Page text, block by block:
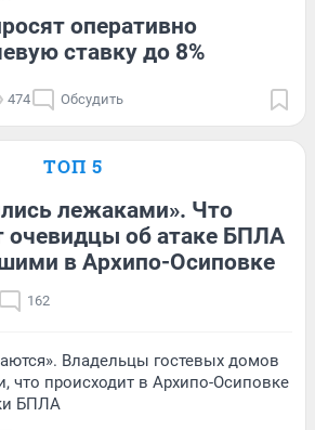
оперативно
ставку до 8%
474 Обсудить
ТОП 5
лежаками». Что
очевидцы об атаке БПЛА
в Архипо-Осиповке
162
Владельцы гостевых домов
что происходит в Архипо-Осиповке
БПЛА